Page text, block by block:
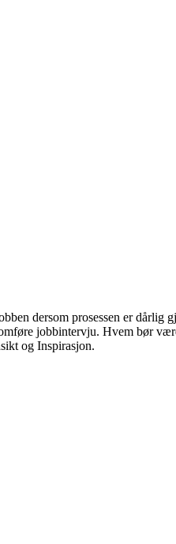
dersom prosessen er
jobbintervju. Hvem bør
og Inspirasjon.